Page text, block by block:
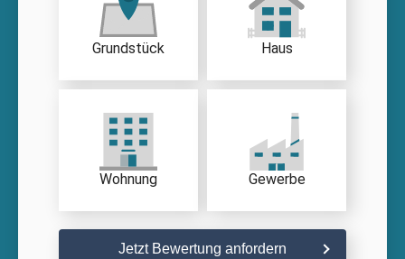
Grundstück Haus
Wohnung Gewerbe
Jetzt Bewertung anfordern